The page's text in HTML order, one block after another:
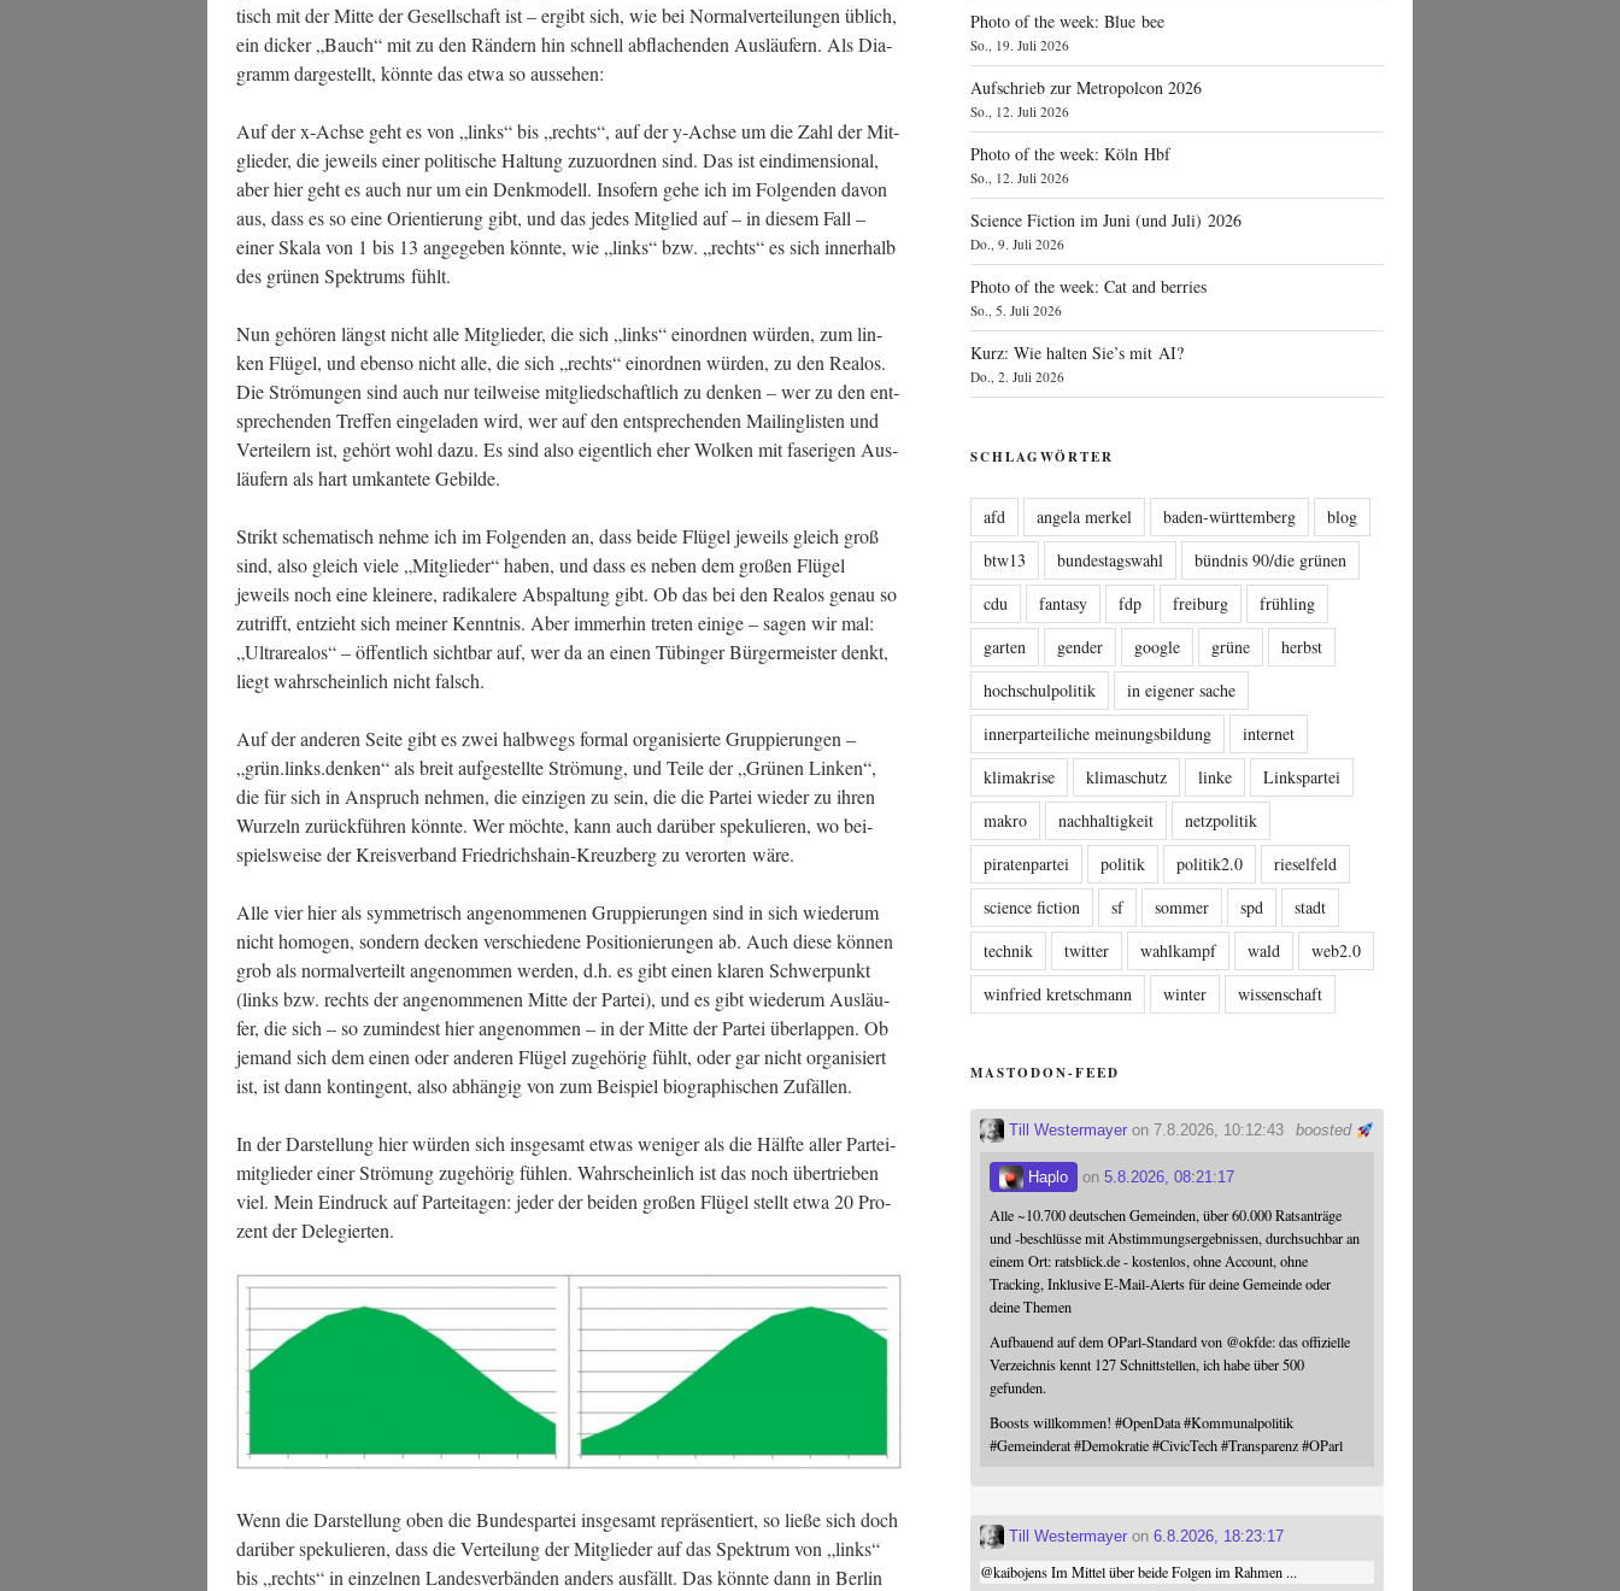
tisch mit der Mit­te der Gesell­schaft ist – ergibt sich, wie bei Nor­mal­ver­tei­lun­gen üblich,
ein dicker „Bauch“ mit zu den Rän­dern hin schnell abfla­chen­den Aus­läu­fern. Als Dia­
gramm dar­ge­stellt, könn­te das etwa so aussehen:
Auf der x‑Achse geht es von „links“ bis „rechts“, auf der y‑Achse um die Zahl der Mit­
glie­der, die jeweils einer poli­ti­sche Hal­tung zuzu­ord­nen sind. Das ist ein­di­men­sio­nal,
aber hier geht es auch nur um ein Denk­mo­dell. Inso­fern gehe ich im Fol­gen­den davon
aus, dass es so eine Ori­en­tie­rung gibt, und das jedes Mit­glied auf – in die­sem Fall –
einer Ska­la von 1 bis 13 ange­ge­ben könn­te, wie „links“ bzw. „rechts“ es sich inner­halb
des grü­nen Spek­trums fühlt.
Nun gehö­ren längst nicht alle Mit­glie­der, die sich „links“ ein­ord­nen wür­den, zum lin­
ken Flü­gel, und eben­so nicht alle, die sich „rechts“ ein­ord­nen wür­den, zu den Rea­los.
Die Strö­mun­gen sind auch nur teil­wei­se mit­glied­schaft­lich zu den­ken – wer zu den ent­
spre­chen­den Tref­fen ein­ge­la­den wird, wer auf den ent­spre­chen­den Mai­ling­lis­ten und
Ver­tei­lern ist, gehört wohl dazu. Es sind also eigent­lich eher Wol­ken mit fase­ri­gen Aus­
läu­fern als hart umkan­te­te Gebilde.
Strikt sche­ma­tisch neh­me ich im Fol­gen­den an, dass bei­de Flü­gel jeweils gleich groß
sind, also gleich vie­le „Mit­glie­der“ haben, und dass es neben dem gro­ßen Flü­gel
jeweils noch eine klei­ne­re, radi­ka­le­re Abspal­tung gibt. Ob das bei den Rea­los genau so
zutrifft, ent­zieht sich mei­ner Kennt­nis. Aber immer­hin tre­ten eini­ge – sagen wir mal:
„Ultrarea­los“ – öffent­lich sicht­bar auf, wer da an einen Tübin­ger Bür­ger­meis­ter denkt,
liegt wahr­schein­lich nicht falsch.
Auf der ande­ren Sei­te gibt es zwei halb­wegs for­mal orga­ni­sier­te Grup­pie­run­gen –
„grün.links.denken“ als breit auf­ge­stell­te Strö­mung, und Tei­le der „Grü­nen Lin­ken“,
die für sich in Anspruch neh­men, die ein­zi­gen zu sein, die die Par­tei wie­der zu ihren
Wur­zeln zurück­füh­ren könn­te. Wer möch­te, kann auch dar­über spe­ku­lie­ren, wo bei­
spiels­wei­se der Kreis­ver­band Fried­richs­hain-Kreuz­berg zu ver­or­ten wäre.
Alle vier hier als sym­me­trisch ange­nom­me­nen Grup­pie­run­gen sind in sich wie­der­um
nicht homo­gen, son­dern decken ver­schie­de­ne Posi­tio­nie­run­gen ab. Auch die­se kön­nen
grob als nor­mal­ver­teilt ange­nom­men wer­den, d.h. es gibt einen kla­ren Schwer­punkt
(links bzw. rechts der ange­nom­me­nen Mit­te der Par­tei), und es gibt wie­der­um Aus­läu­
fer, die sich – so zumin­dest hier ange­nom­men – in der Mit­te der Par­tei über­lap­pen. Ob
jemand sich dem einen oder ande­ren Flü­gel zuge­hö­rig fühlt, oder gar nicht orga­ni­siert
ist, ist dann kon­tin­gent, also abhän­gig von zum Bei­spiel bio­gra­phi­schen Zufällen.
In der Dar­stel­lung hier wür­den sich ins­ge­samt etwas weni­ger als die Hälf­te aller Par­tei­
mit­glie­der einer Strö­mung zuge­hö­rig füh­len. Wahr­schein­lich ist das noch über­trie­ben
viel. Mein Ein­druck auf Par­tei­ta­gen: jeder der bei­den gro­ßen Flü­gel stellt etwa 20 Pro­
zent der Delegierten.
Wenn die Dar­stel­lung oben die Bun­des­par­tei ins­ge­samt reprä­sen­tiert, so lie­ße sich doch
dar­über spe­ku­lie­ren, dass die Ver­tei­lung der Mit­glie­der auf das Spek­trum von „links“
bis „rechts“ in ein­zel­nen Lan­des­ver­bän­den anders aus­fällt. Das könn­te dann in Ber­lin
Photo of the week: Blue bee
So., 19. Juli 2026
Aufschrieb zur Metropolcon 2026
So., 12. Juli 2026
Photo of the week: Köln Hbf
So., 12. Juli 2026
Science Fiction im Juni (und Juli) 2026
Do., 9. Juli 2026
Photo of the week: Cat and berries
So., 5. Juli 2026
Kurz: Wie halten Sie’s mit AI?
Do., 2. Juli 2026
SCHLAGWÖRTER
afd angela merkel baden-württemberg
blog
btw13
bundestagswahl
bündnis 90/die grünen
cdu
fantasy fdp freiburg
frühling
garten
gender google grüne
herbst
hochschulpolitik
in eigener sache
innerparteiliche meinungsbildung
internet
klimakrise
klimaschutz linke
Linkspartei
makro
nachhaltigkeit
netzpolitik
piratenpartei
politik politik2.0
rieselfeld
science fiction
sf sommer spd
stadt
technik
twitter wahlkampf wald
web2.0
winfried kretschmann
winter wissenschaft
MASTODON-FEED
boosted
Till Westermayer on 7.8.2026, 10:12:43
Haplo on5.8.2026, 08:21:17
Alle ~10.700 deutschen Gemeinden, über 60.000 Ratsanträge
und -beschlüsse mit Abstimmungsergebnissen, durchsuchbar an
einem Ort: ratsblick.de - kostenlos, ohne Account, ohne
Tracking, Inklusive E-Mail-Alerts für deine Gemeinde oder
deine Themen
Aufbauend auf dem OParl-Standard von @okfde: das offizielle
Verzeichnis kennt 127 Schnittstellen, ich habe über 500
gefunden.
Boosts willkommen!#OpenData #Kommunalpolitik
#Gemeinderat #Demokratie #CivicTech #Transparenz #OParl
Till Westermayer on6.8.2026, 18:23:17
@kaibojensIm Mittel über beide Folgen im Rahmen ...